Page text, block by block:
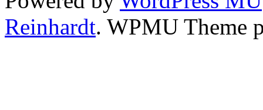
Reinhardt. WPMU Theme